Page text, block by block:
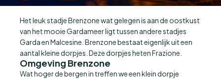
Het leuk stadje Brenzone wat gelegen is aan de oostkust
van het mooie Gardameer ligt tussen andere stadjes
Garda en Malcesine. Brenzone bestaat eigenlijk uit een
aantal kleine dorpjes. Deze dorpjes heten Frazione.
Omgeving Brenzone
Wat hoger de bergen in treffen we een klein dorpje